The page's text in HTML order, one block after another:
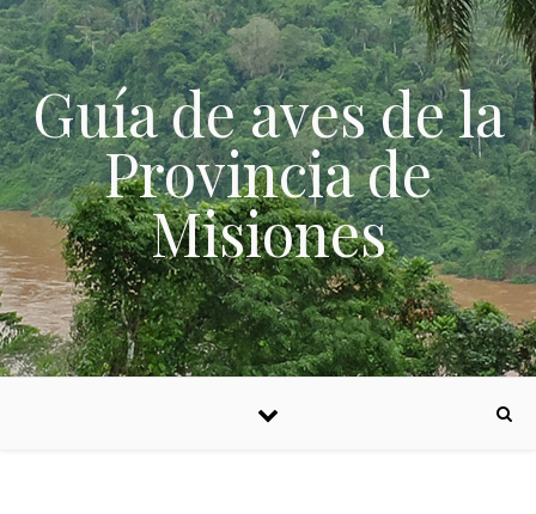
Skip to content
Guía de aves de la
Provincia de
Misiones